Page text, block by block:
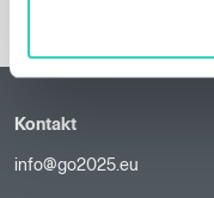
Kontakt
info@go2025.eu